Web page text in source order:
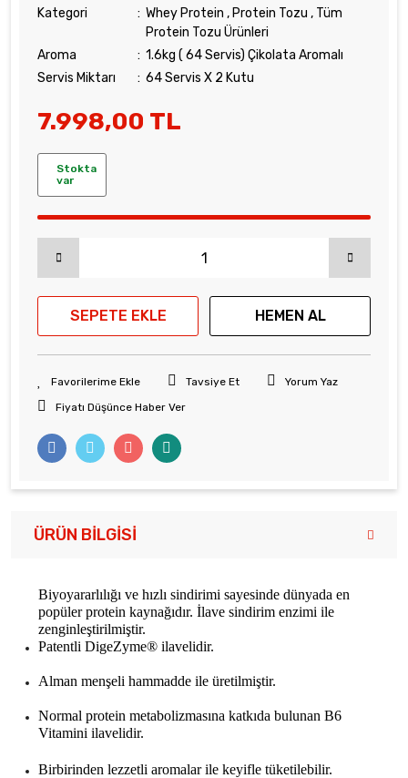
Kategori Whey Protein , Protein Tozu , Tüm
Protein Tozu Ürünleri
Aroma
1.6kg ( 64 Servis) Çikolata Aromalı
Servis Miktarı
64 Servis X 2 Kutu
7.998,00 TL
Stokta
var
SEPETE EKLE HEMEN AL
Tavsiye Et
Yorum Yaz
Fiyatı Düşünce Haber Ver
ÜRÜN BILGISI
Biyoyararlılığı ve hızlı sindirimi sayesinde dünyada en
popüler protein kaynağıdır. İlave sindirim enzimi ile
zenginleştirilmiştir.
Patentli DigeZyme® ilavelidir.
Alman menşeli hammadde ile üretilmiştir.
Normal protein metabolizmasına katkıda bulunan B6
Vitamini ilavelidir.
Birbirinden lezzetli aromalar ile keyifle tüketilebilir.